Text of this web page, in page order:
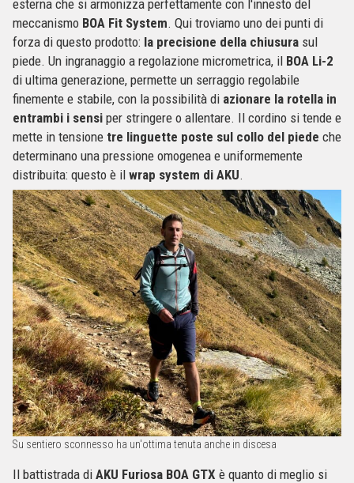
esterna che si armonizza perfettamente con l'innesto del
meccanismo BOA Fit System. Qui troviamo uno dei punti di
forza di questo prodotto: la precisione della chiusura sul
piede. Un ingranaggio a regolazione micrometrica, il BOA Li-2
di ultima generazione, permette un serraggio regolabile
finemente e stabile, con la possibilità di azionare la rotella in
entrambi i sensi per stringere o allentare. Il cordino si tende e
mette in tensione tre linguette poste sul collo del piede che
determinano una pressione omogenea e uniformemente
distribuita: questo è il wrap system di AKU.
Su sentiero sconnesso ha un'ottima tenuta anche in discesa
Il battistrada di AKU Furiosa BOA GTX è quanto di meglio si